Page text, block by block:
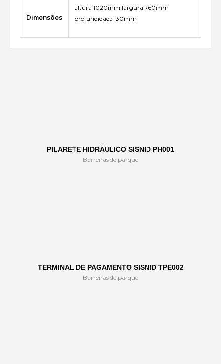
Dimensões
altura 1020mm largura 760mm
profundidade 130mm
PILARETE HIDRÁULICO SISNID PH001
Barreiras de parque
TERMINAL DE PAGAMENTO SISNID TPE002
Barreiras de parque